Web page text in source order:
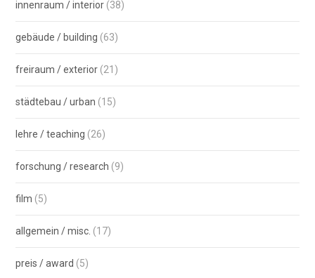
innenraum / interior (38)
gebäude / building (63)
freiraum / exterior (21)
städtebau / urban (15)
lehre / teaching (26)
forschung / research (9)
film (5)
allgemein / misc. (17)
preis / award (5)